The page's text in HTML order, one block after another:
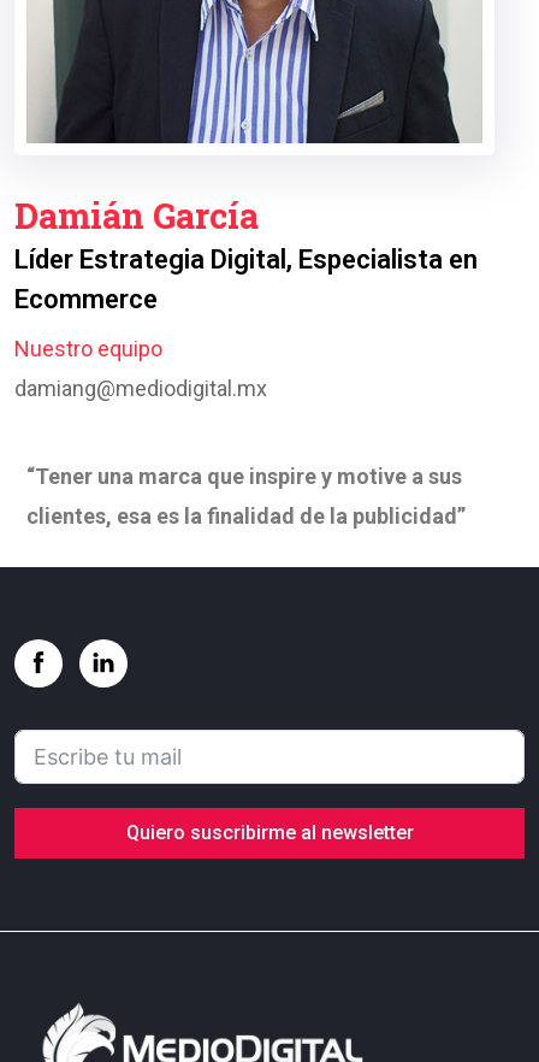
Damián García
Líder Estrategia Digital, Especialista en
Ecommerce
Nuestro equipo
damiang@mediodigital.mx
“Tener una marca que inspire y motive a sus
clientes, esa es la finalidad de la publicidad”
Quiero suscribirme al newsletter